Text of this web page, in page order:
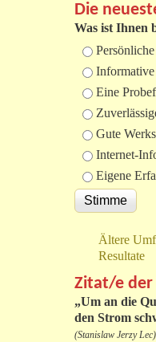
Die
Was ist Ihnen
Informative
Eine
Gute
Internet-
Eigene
Ältere
Resultate
Zitat/e der
„Um an die
den Strom
(Stanislaw Jerzy Lec)